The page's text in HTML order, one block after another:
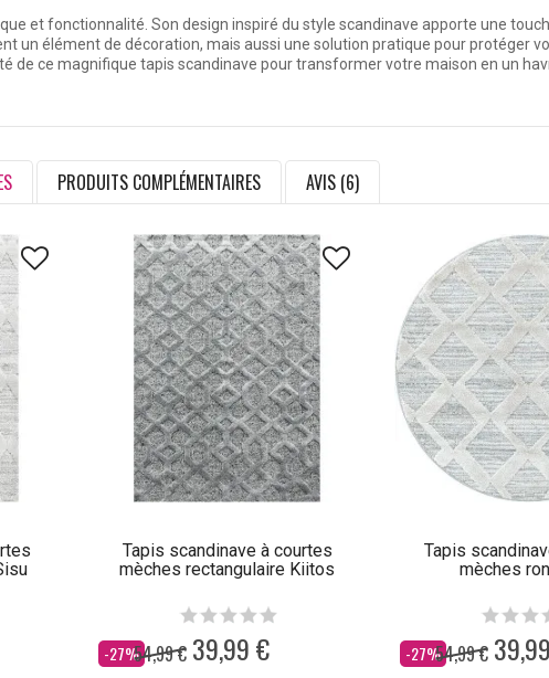
et fonctionnalité. Son design inspiré du style scandinave apporte une
un élément de décoration, mais aussi une solution pratique pour protéger
de ce magnifique tapis scandinave pour transformer votre maison en un
PRODUITS COMPLÉMENTAIRES AVIS (6)
Tapis scandinave à courtes
mèches rectangulaire Kiitos
-27%
Dès 54,99 € 39,99 €
Tapis
mèches
-27%
Dès 54,99 €